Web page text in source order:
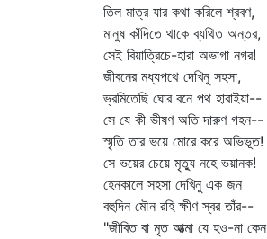
তিল মাত্র যার কথা করিলে শ্রবণ,
মানুষ কাঁদিতে থাকে ব্যথিত অন্তর,
সেই বিয়াত্রিচে-হারা অভাগা নগর!
জীবনের মধ্যপথে দেখিনু সহসা,
ভ্রমিতেছি ঘোর বনে পথ হারাইয়া--
সে যে কী ভীষণ অতি দারুণ গহন--
স্মৃতি তার ভয়ে মোরে করে অভিভূত!
সে ভয়ের চেয়ে মৃত্যু নহে ভয়ানক!
হেনকালে সহসা দেখিনু এক জন
বহুদিন মৌন রহি ক্ষীণ স্বর তাঁর--
"জীবিত বা মৃত আত্মা যে হও-না কেন